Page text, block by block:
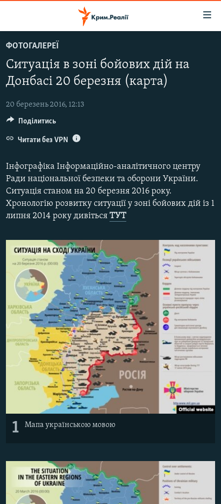
до
основного
матеріалу
Перейти
до
навігації
Перейти
пошуку
ВОДА.КРИМ
ВІДЕО ТА ФОТО
ПОЛІТИКА
БЛОГИ
ПОГЛЯД
ВСЕ ЗА ДЕНЬ
СПЕЦПРОЕКТИ
ДЕПОРТАЦІЯ
СВІДЧЕННЯ ОКУПАЦІЇ
УКРАЇНСЬКА ПРОБЛЕМА КРИМУ
ІНФОГРАФІКА
ЯК ОБІЙТИ БЛОКУВАННЯ
Русский
Qırımtatar
ДОЛУЧАЙСЯ!
Усі сайти RFE/RL
ФОТОГАЛЕРЕЇ
Ситуація в зоні бойових дій на
Донбасі 20 березня (карта)
20 березень 2016, 12:13
Інфографіка Інформаційно-аналітичного центру
Ради національної безпеки та оборони України.
Ситуація станом на 20 березня 2016 року.
Хронологію розвитку ситуації у зоні бойових дій із 1
липня 2014 року дивіться ТУТ
1 Мапа українською мовою
Поділитись
Читати без VPN